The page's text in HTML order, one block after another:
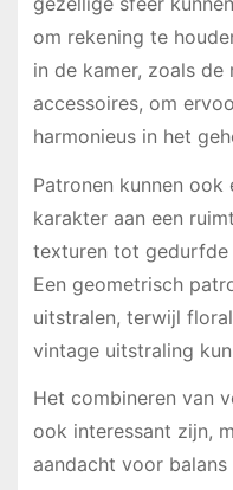
om rekening te
in de kamer, zoals de
accessoires, om
harmonieus in het
Patronen kunnen
karakter aan een
texturen tot gedurfde
Een geometrisch
uitstralen, terwijl
vintage uitstraling
Het combineren van
ook interessant zijn,
aandacht voor